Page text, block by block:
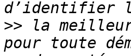
>> la